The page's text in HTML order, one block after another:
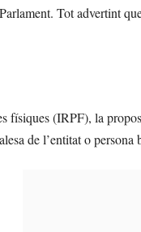
Tot advertint
físiques (IRPF), la
de l’entitat o persona